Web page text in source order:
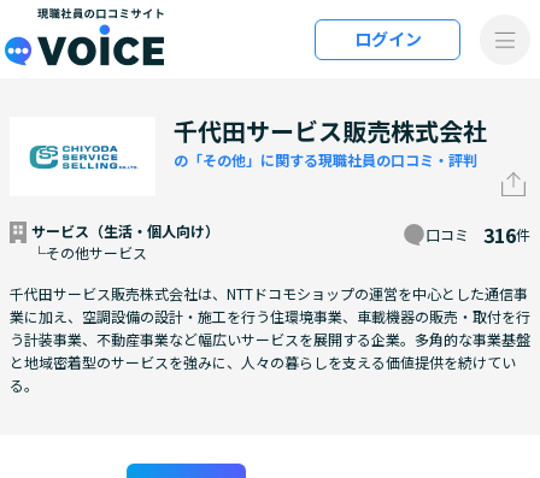
メインコンテンツにスキップ
ログイン
千代田サービス販売株式会社
の「その他」に関する現職社員の口コミ・評判
サービス（生活・個人向け）
└その他サービス
口コミ 316件
千代田サービス販売株式会社は、NTTドコモショップの運営を中心とした通信事
業に加え、空調設備の設計・施工を行う住環境事業、車載機器の販売・取付を行
う計装事業、不動産事業など幅広いサービスを展開する企業。多角的な事業基盤
と地域密着型のサービスを強みに、人々の暮らしを支える価値提供を続けてい
る。